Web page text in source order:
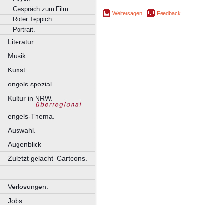
Gespräch zum Film.
Roter Teppich.
Portrait.
Literatur.
Musik.
Kunst.
engels spezial.
Kultur in NRW.
engels-Thema.
Auswahl.
Augenblick
Zuletzt gelacht: Cartoons.
––––––––––––––––––––
Verlosungen.
Jobs.
Weitersagen Feedback